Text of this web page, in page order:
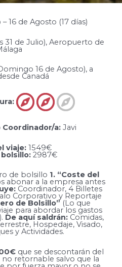
16 de Agosto (17 días)
31 de Julio), Aeropuerto de
16 de Agosto), a
Canadá
Coordinador/a: Javi
viaje:1549€
2987€
de bolsillo 1. “Coste del
abonar a la empresa antes
Coordinador, 4 Billetes
Corporativo y Reportaje
de Bolsillo”(Lo que
para abordar los gastos
De aquí saldrán: Comidas,
Hospedaje, Visado,
y Actividades.
que se descontarán del
retornable salvo que la